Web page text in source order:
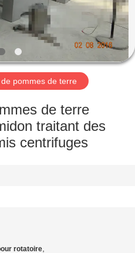
pommes de terre
de terre
traitant des
centrifuges
rotatoire,